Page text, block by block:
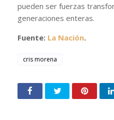
pueden ser fuerzas
generaciones enteras.
Fuente: La Nación.
cris morena